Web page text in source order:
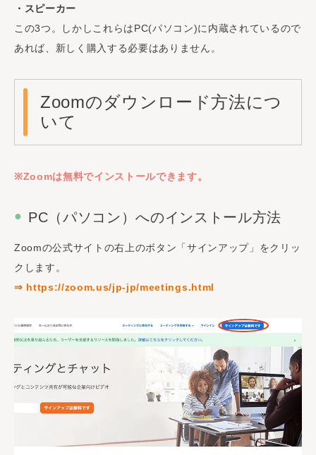
・スピーカー
この3つ。しかしこれらはPC(パソコン)に内蔵されているので
あれば、新しく購入する必要はありません。
Zoomのダウンロード方法につ
いて
※Zoomは無料でインストールできます。
PC（パソコン）へのインストール方法
Zoomの公式サイトの右上のボタン「サインアップ」をクリッ
クします。
⇒ https://zoom.us/jp-jp/meetings.html